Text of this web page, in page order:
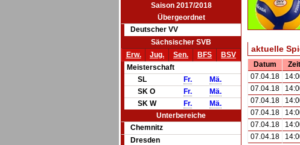
Saison 2017/2018
Übergeordnet
Deutscher VV
Sächsischer SVB
Erw.
Jug. Sen. BFS
BSV
Meisterschaft
SL
Fr.
Mä.
SK O
Fr.
Mä.
SK W
Fr.
Mä.
Unterbereiche
Chemnitz
Dresden
aktuelle
Datum Zeit
07.04.18
07.04.18
07.04.18
07.04.18
07.04.18
07.04.18